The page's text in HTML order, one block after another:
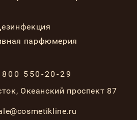
парфюмерия
800 550-20-29
Океанский проспект 87